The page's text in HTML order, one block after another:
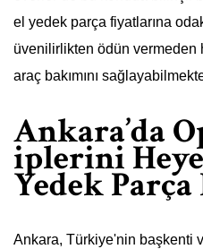
el yedek parça fiyatlarına
üvenilirlikten ödün
araç bakımını
Ankara’da
iplerini
Yedek
Ankara, Türkiye'nin başkenti